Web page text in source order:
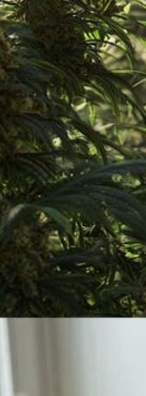
Cannabis &